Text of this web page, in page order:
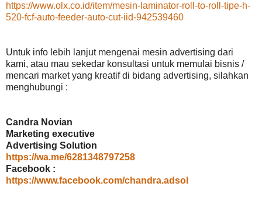
https://www.olx.co.id/item/mesin-laminator-roll-to-roll-tipe-h-
520-fcf-auto-feeder-auto-cut-iid-942539460
Untuk info lebih lanjut mengenai mesin advertising dari
kami, atau mau sekedar konsultasi untuk memulai bisnis /
mencari market yang kreatif di bidang advertising, silahkan
menghubungi :
Candra Novian
Marketing executive
Advertising Solution
https://wa.me/6281348797258
Facebook :
https://www.facebook.com/chandra.adsol